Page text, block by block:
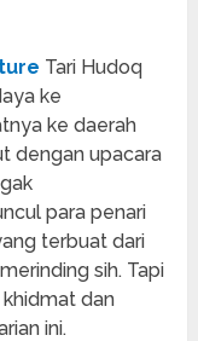
Tari Hudoq
ke
ke daerah
dengan upacara
para penari
terbuat dari
sih. Tapi
dan
ini.